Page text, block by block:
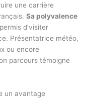
une carrière
Sa polyvalence
d’visiter
Présentatrice météo,
ou encore
parcours témoigne
un avantage